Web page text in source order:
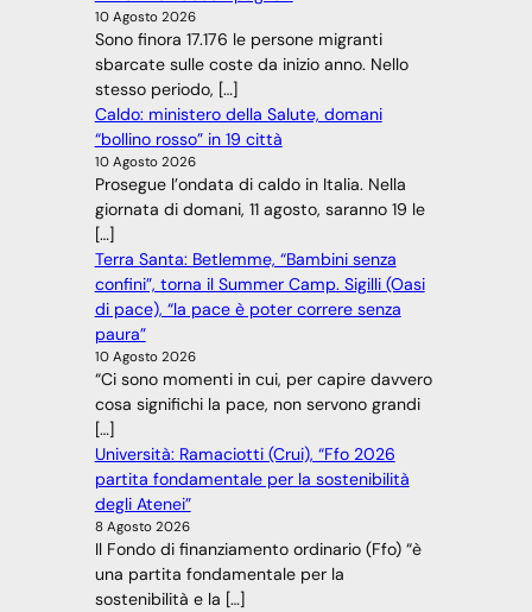
10 Agosto 2026
Sono finora 17.176 le persone migranti
sbarcate sulle coste da inizio anno. Nello
stesso periodo, […]
Caldo: ministero della Salute, domani
“bollino rosso” in 19 città
10 Agosto 2026
Prosegue l’ondata di caldo in Italia. Nella
giornata di domani, 11 agosto, saranno 19 le
[…]
Terra Santa: Betlemme, “Bambini senza
confini”, torna il Summer Camp. Sigilli (Oasi
di pace), “la pace è poter correre senza
paura”
10 Agosto 2026
“Ci sono momenti in cui, per capire davvero
cosa significhi la pace, non servono grandi
[…]
Università: Ramaciotti (Crui), “Ffo 2026
partita fondamentale per la sostenibilità
degli Atenei”
8 Agosto 2026
Il Fondo di finanziamento ordinario (Ffo) “è
una partita fondamentale per la
sostenibilità e la […]